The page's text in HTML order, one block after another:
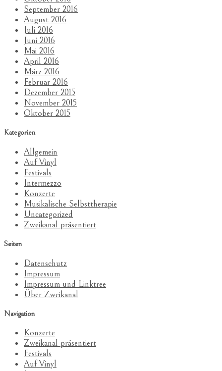
September 2016
August 2016
Juli 2016
Juni 2016
Mai 2016
April 2016
März 2016
Februar 2016
Dezember 2015
November 2015
Oktober 2015
Kategorien
Allgemein
Auf Vinyl
Festivals
Intermezzo
Konzerte
Musikalische Selbsttherapie
Uncategorized
Zweikanal präsentiert
Seiten
Datenschutz
Impressum
Impressum und Linktree
Über Zweikanal
Navigation
Konzerte
Zweikanal präsentiert
Festivals
Auf Vinyl